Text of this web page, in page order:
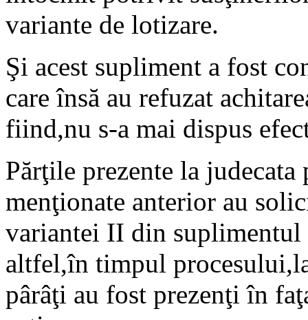
variante de lotizare.
Şi acest supliment a fost
care însă au refuzat
fiind,nu s-a mai dispus
Părţile prezente la
menţionate anterior au
variantei II din suplimentul
altfel,în timpul
pârâţi au fost prezenţi în